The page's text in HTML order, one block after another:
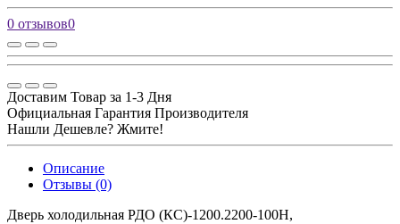
0 отзывов0
Доставим Товар за 1-3 Дня
Официальная Гарантия Производителя
Нашли Дешевле? Жмите!
Описание
Отзывы (0)
Дверь холодильная РДО (КС)-1200.2200-100Н,